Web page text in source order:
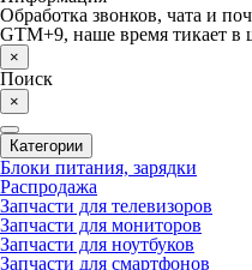
Обработка звонков, чата и
GTM+9, наше время тикает в
×
Поиск
×
Категории
Блоки питания, зарядки
Распродажа
Запчасти для телевизоров
Запчасти для мониторов
Запчасти для ноутбуков
Запчасти для смартфонов